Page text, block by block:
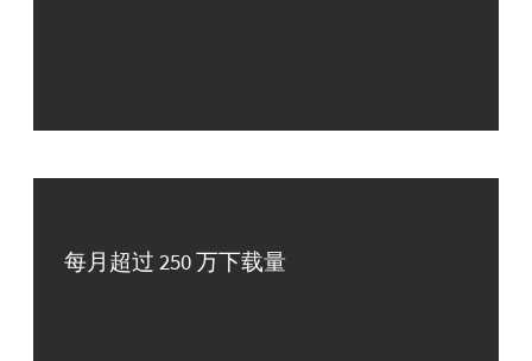
每月超过 250 万下载量